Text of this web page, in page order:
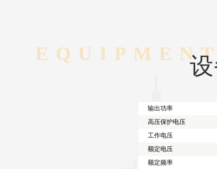
输出功率
高压保护电压
工作电压
额定电压
额定频率